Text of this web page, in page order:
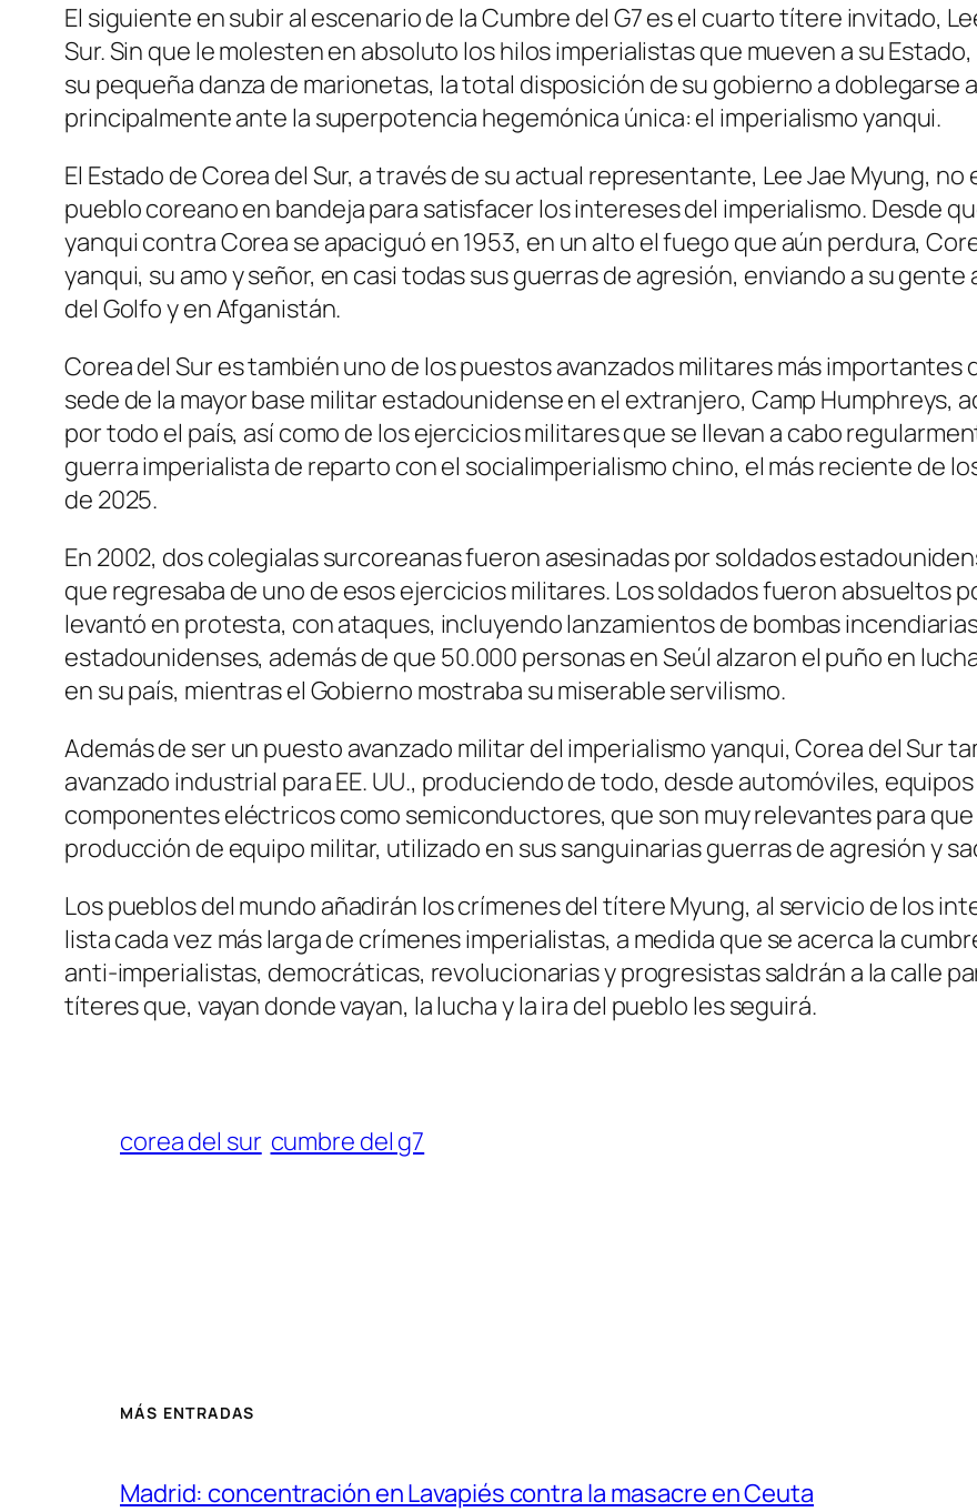
El siguiente en subir al escenario de la Cumbre del G7 es el cuarto títere invitado,
Sur. Sin que le molesten en absoluto los hilos imperialistas que mueven a su
su pequeña danza de marionetas, la total disposición de su gobierno a doblegarse
principalmente ante la superpotencia hegemónica única: el imperialismo yanqui.
El Estado de Corea del Sur, a través de su actual representante, Lee Jae Myung, no
pueblo coreano en bandeja para satisfacer los intereses del imperialismo. Desde
yanqui contra Corea se apaciguó en 1953, en un alto el fuego que aún perdura,
yanqui, su amo y señor, en casi todas sus guerras de agresión, enviando a su
del Golfo y en Afganistán.
Corea del Sur es también uno de los puestos avanzados militares más importantes
sede de la mayor base militar estadounidense en el extranjero, Camp Humphreys,
por todo el país, así como de los ejercicios militares que se llevan a cabo
guerra imperialista de reparto con el socialimperialismo chino, el más reciente de
de 2025.
En 2002, dos colegialas surcoreanas fueron asesinadas por soldados
que regresaba de uno de esos ejercicios militares. Los soldados fueron absueltos
levantó en protesta, con ataques, incluyendo lanzamientos de bombas
estadounidenses, además de que 50.000 personas en Seúl alzaron el puño en
en su país, mientras el Gobierno mostraba su miserable servilismo.
Además de ser un puesto avanzado militar del imperialismo yanqui, Corea del Sur
avanzado industrial para EE. UU., produciendo de todo, desde automóviles,
componentes eléctricos como semiconductores, que son muy relevantes para
producción de equipo militar, utilizado en sus sanguinarias guerras de agresión y
Los pueblos del mundo añadirán los crímenes del títere Myung, al servicio de los
lista cada vez más larga de crímenes imperialistas, a medida que se acerca la
anti-imperialistas, democráticas, revolucionarias y progresistas saldrán a la calle
títeres que, vayan donde vayan, la lucha y la ira del pueblo les seguirá.
corea del sur cumbre del g7
MÁS ENTRADAS
Madrid: concentración en Lavapiés contra la masacre en Ceuta